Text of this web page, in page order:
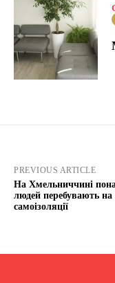
PREVIOUS ARTICLE
На Хмельниччині
людей перебувають на
самоізоляції